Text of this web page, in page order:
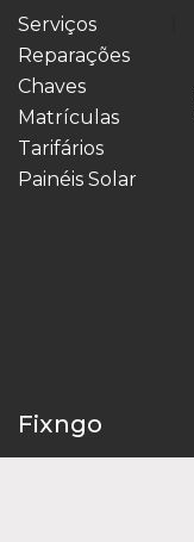
Serviços
Reparações
Chaves
Matrículas
Tarifários
Painéis Solar
Fixngo